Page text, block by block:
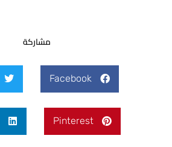
مشاركة
Facebook
Pinterest